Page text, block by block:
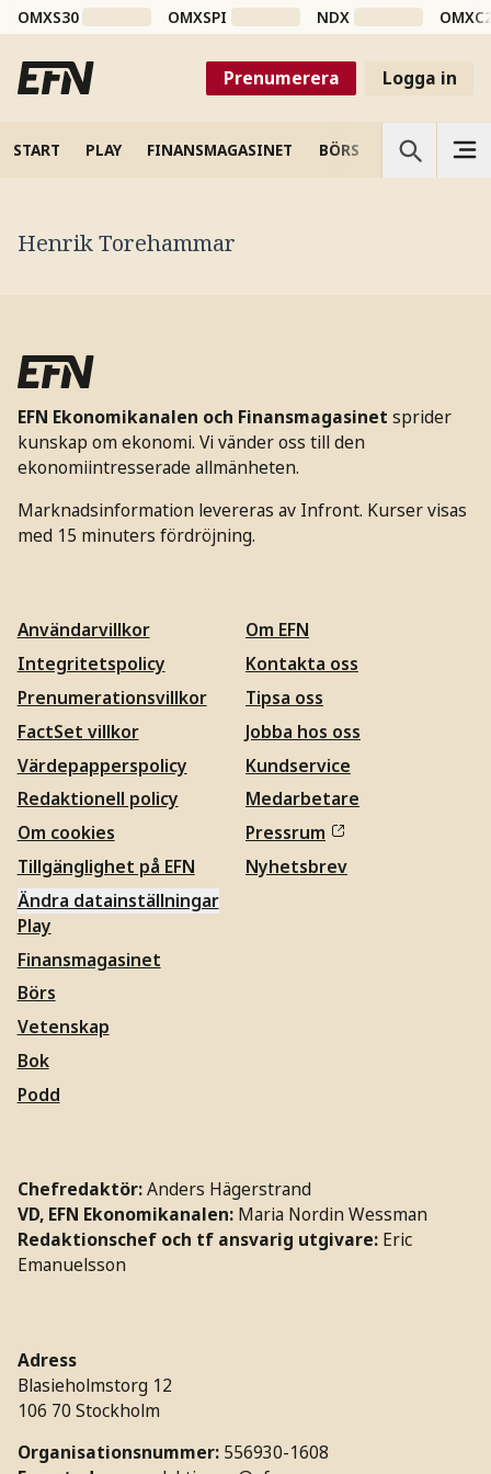
OMXS30 OMXSPI NDX
Prenumerera Logga in
START PLAY FINANSMAGASINET BÖRS VETENSKAP
Henrik Torehammar
EFN Ekonomikanalen och Finansmagasinet sprider
kunskap om ekonomi. Vi vänder oss till den
ekonomiintresserade allmänheten.
Marknadsinformation levereras av Infront. Kurser visas
med 15 minuters fördröjning.
Användarvillkor
Integritetspolicy
Prenumerationsvillkor
FactSet villkor
Värdepapperspolicy
Redaktionell policy
Om cookies
Tillgänglighet på EFN
Ändra datainställningar
Om EFN
Kontakta oss
Tipsa oss
Jobba hos oss
Kundservice
Medarbetare
Pressrum
Nyhetsbrev
Play
Finansmagasinet
Börs
Vetenskap
Bok
Podd
Chefredaktör:Anders Hägerstrand
VD, EFN Ekonomikanalen: Maria Nordin Wessman
Redaktionschef och tf ansvarig utgivare: Eric
Emanuelsson
Adress
Blasieholmstorg 12
106 70 Stockholm
Organisationsnummer: 556930-1608